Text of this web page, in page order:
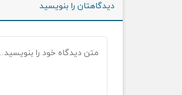
دیدگاهتان را بنویسید